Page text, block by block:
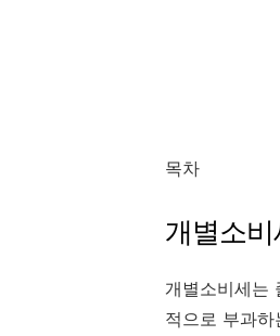
목차
개별소비
개별소비세는
적으로 부과